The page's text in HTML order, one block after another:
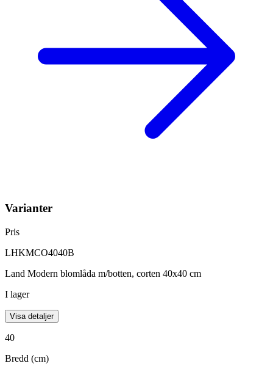
Varianter
Pris
LHKMCO4040B
Land Modern blomlåda m/botten, corten 40x40 cm
I lager
Visa detaljer
40
Bredd (cm)